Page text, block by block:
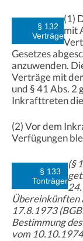
§ 132
Verträge
(1)
mit
Gesetzes
anzuwenden.
Verträge mit
und § 41 Abs. 2
Inkrafttreten
(2) Vor dem
Verfügungen
§ 133
Tonträger
(§
Übereinkünften
17.8.1973
Bestimmung
vom